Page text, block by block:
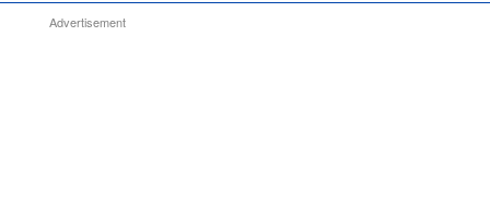
Advertisement